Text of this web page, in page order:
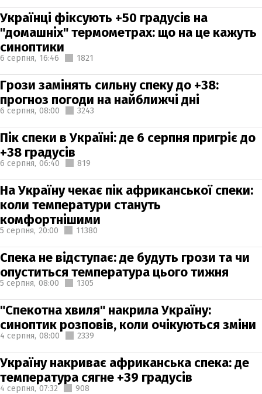
Українці фіксують +50 градусів на
"домашніх" термометрах: що на це кажуть
синоптики
6 серпня, 16:46 1821
Грози замінять сильну спеку до +38:
прогноз погоди на найближчі дні
6 серпня, 08:00 3243
Пік спеки в Україні: де 6 серпня пригріє до
+38 градусів
6 серпня, 06:40 819
На Україну чекає пік африканської спеки:
коли температури стануть
комфортнішими
5 серпня, 20:00 11380
Спека не відступає: де будуть грози та чи
опуститься температура цього тижня
5 серпня, 08:00 1305
"Спекотна хвиля" накрила Україну:
синоптик розповів, коли очікуються зміни
4 серпня, 08:00 2339
Україну накриває африканська спека: де
температура сягне +39 градусів
4 серпня, 07:32 908